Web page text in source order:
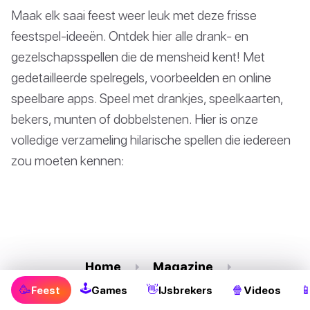
Maak elk saai feest weer leuk met deze frisse
feestspel-ideeën. Ontdek hier alle drank- en
gezelschapsspellen die de mensheid kent! Met
gedetailleerde spelregels, voorbeelden en online
speelbare apps. Speel met drankjes, speelkaarten,
bekers, munten of dobbelstenen. Hier is onze
volledige verzameling hilarische spellen die iedereen
zou moeten kennen:
🥳Feest 🕹Games 👋IJsbrekers 🍿 Videos
Home
Magazine
Party & Drankspellen